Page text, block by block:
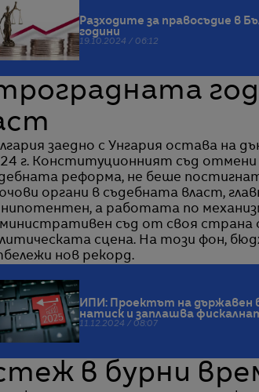
Разходите за правосъдие в
години
19.10.2024 / 06:12
заедно с Унгария остава на
г. Конституционният съд
реформа, не беше
органи в съдебната власт,
а работата по
съд от своя страна
сцена. На този фон,
нов рекорд.
ИПИ: Проектът на държавен
натиск и заплашва
11.12.2024 / 08:07
в бурни